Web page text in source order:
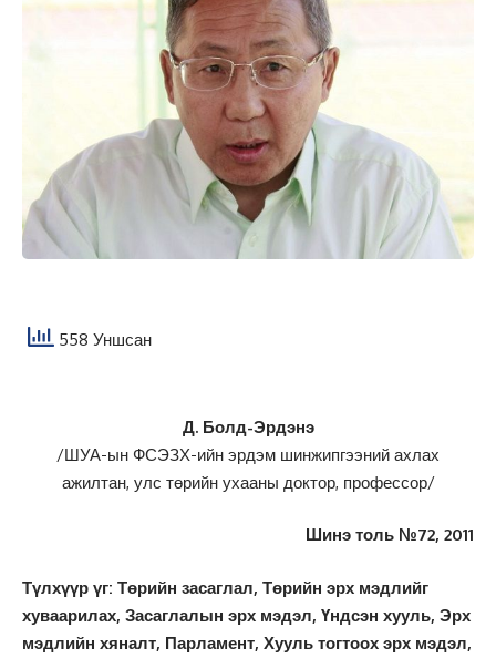
558 Уншсан
Д. Болд-Эрдэнэ
/ШУА-ын ФСЭЗХ-ийн эрдэм шинжипгээний ахлах
ажилтан, улс төрийн ухааны доктор, профессор/
Шинэ толь №72, 2011
Түлхүүр үг: Төрийн засаглал, Төрийн эрх мэдлийг
хуваарилах, Засаглалын эрх мэдэл, Үндсэн хууль, Эрх
мэдлийн хяналт, Парламент, Хууль тогтоох эрх мэдэл,